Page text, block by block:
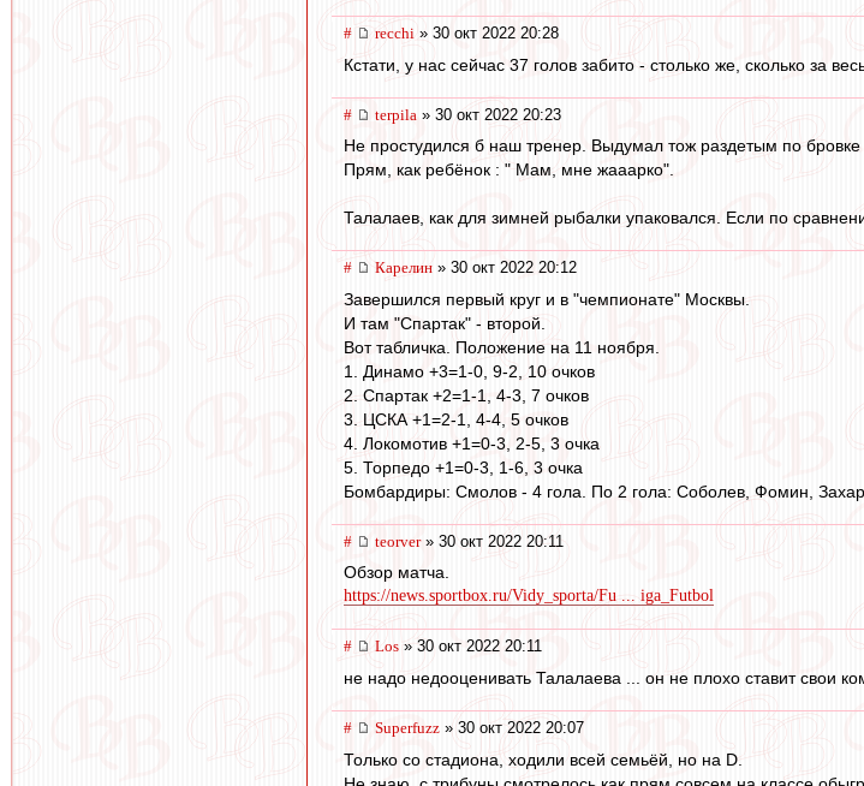
# recchi » 30 окт 2022 20:28
Кстати, у нас сейчас 37 голов забито - столько же, сколько за
# terpila » 30 окт 2022 20:23
Не простудился б наш тренер. Выдумал тож раздетым по
Прям, как ребёнок : " Мам, мне жааарко".
Талалаев, как для зимней рыбалки упаковался. Если по
# Карелин » 30 окт 2022 20:12
Завершился первый круг и в "чемпионате" Москвы.
И там "Спартак" - второй.
Вот табличка. Положение на 11 ноября.
1. Динамо +3=1-0, 9-2, 10 очков
2. Спартак +2=1-1, 4-3, 7 очков
3. ЦСКА +1=2-1, 4-4, 5 очков
4. Локомотив +1=0-3, 2-5, 3 очка
5. Торпедо +1=0-3, 1-6, 3 очка
Бомбардиры: Смолов - 4 гола. По 2 гола: Соболев, Фомин,
# teorver» 30 окт 2022 20:11
Обзор матча.
https://news.sportbox.ru/Vidy_sporta/Fu ... iga_Futbol
# Los » 30 окт 2022 20:11
не надо недооценивать Талалаева ... он не плохо ставит свои
# Superfuzz » 30 окт 2022 20:07
Только со стадиона, ходили всей семьёй, но на D.